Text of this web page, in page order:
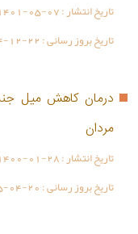
تاریخ انتشار :1401-05-07
تاریخ بروز رسانی :12-22
درمان کاهش میل
مردان
تاریخ انتشار :1400-01-28
تاریخ بروز رسانی :04-20